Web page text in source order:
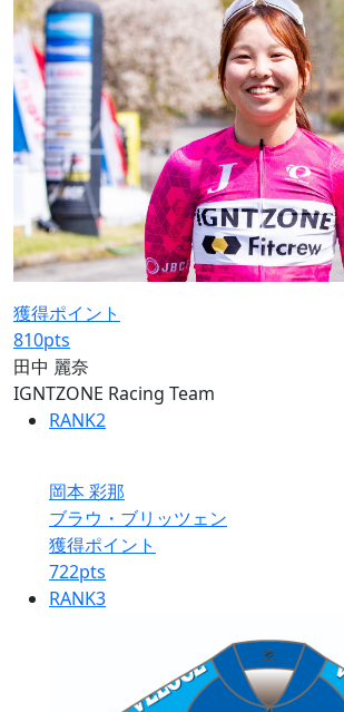
獲得ポイント
810pts
田中 麗奈
IGNTZONE Racing Team
RANK2
岡本 彩那
ブラウ・ブリッツェン
獲得ポイント
722pts
RANK3